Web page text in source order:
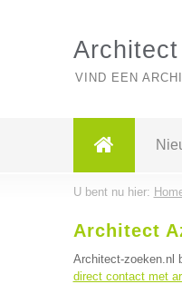
Architect
VIND EEN
U bent nu hier:
Architect
Architect-zoeken.nl
direct contact met